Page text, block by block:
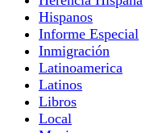
Hispanos
Informe Especial
Inmigración
Latinoamerica
Latinos
Libros
Local